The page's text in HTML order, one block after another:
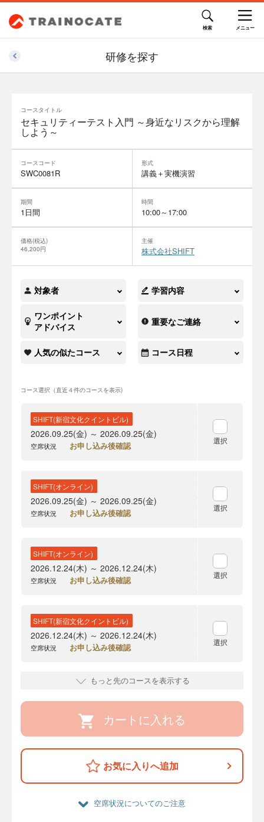
研修を探す
コースタイトル
セキュリティーテスト入門 ～身近なリスクから理解
しよう～
コースコード
SWC0081R
形式
講義＋実機演習
期間
1日間
時間
10:00～17:00
価格(税込)
46,200円
主催
株式会社SHIFT
対象者 学習内容
ワンポイント
アドバイス
重要なご連絡
人気の似たコース コース日程
コース選択（直近４件のコースを表示)
SHIFT(新宿文化クイントビル)
2026.09.25(金) ～ 2026.09.25(金)
空席状況 お申し込み後確認 選択
SHIFT(オンライン)
2026.09.25(金) ～ 2026.09.25(金)
空席状況 お申し込み後確認 選択
SHIFT(オンライン)
2026.12.24(木) ～ 2026.12.24(木)
空席状況 お申し込み後確認 選択
SHIFT(新宿文化クイントビル)
2026.12.24(木) ～ 2026.12.24(木)
空席状況 お申し込み後確認 選択
もっと先のコースを表示する
カートに入れる
お気に入りへ追加
空席状況についてのご注意